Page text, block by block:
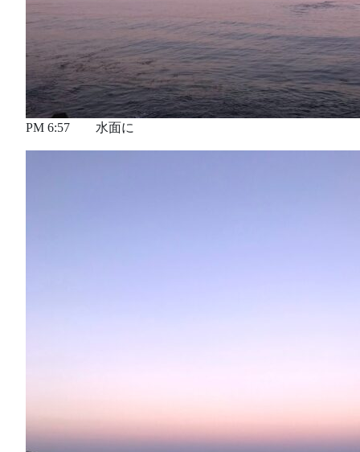
PM 6:57 水面に